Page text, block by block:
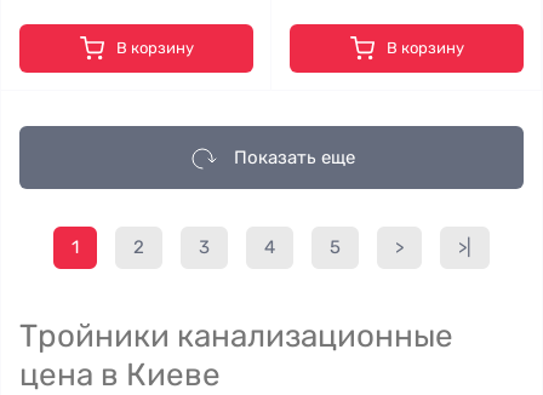
В корзину В корзину
Показать еще
1 2 3 4 5 > >|
Тройники канализационные
цена в Киеве